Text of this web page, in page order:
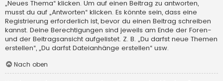
„Neues Thema“ klicken. Um auf einen Beitrag zu antworten,
musst du auf „Antworten“ klicken. Es könnte sein, dass eine
Registrierung erforderlich ist, bevor du einen Beitrag schreiben
kannst. Deine Berechtigungen sind jeweils am Ende der Foren-
und der Beitragsansicht aufgelistet. Z. B. „Du darfst neue Themen
erstellen“, „Du darfst Dateianhänge erstellen“ usw.
Nach oben